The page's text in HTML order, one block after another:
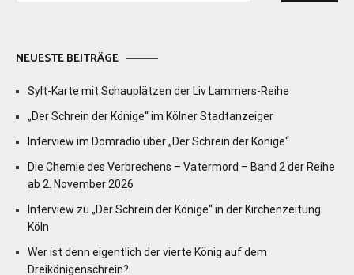
NEUESTE BEITRÄGE
Sylt-Karte mit Schauplätzen der Liv Lammers-Reihe
„Der Schrein der Könige“ im Kölner Stadtanzeiger
Interview im Domradio über „Der Schrein der Könige“
Die Chemie des Verbrechens – Vatermord – Band 2 der Reihe
ab 2. November 2026
Interview zu „Der Schrein der Könige“ in der Kirchenzeitung
Köln
Wer ist denn eigentlich der vierte König auf dem
Dreikönigenschrein?